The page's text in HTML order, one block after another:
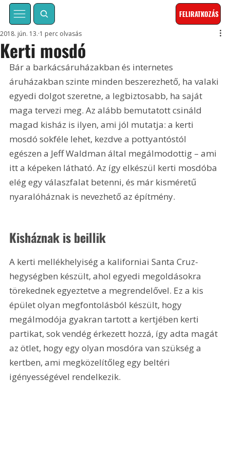
FELIRATKOZÁS
Kerti mosdó
2018. jún. 13. 1 perc olvasás
Bár a barkácsáruházakban és internetes
áruházakban szinte minden beszerezhető, ha valaki
egyedi dolgot szeretne, a legbiztosabb, ha saját
maga tervezi meg. Az alább bemutatott csináld
magad kisház is ilyen, ami jól mutatja: a kerti
mosdó sokféle lehet, kezdve a pottyantóstól
egészen a Jeff Waldman által megálmodottig – ami
itt a képeken látható. Az így elkészül kerti mosdóba
elég egy válaszfalat betenni, és már kisméretű
nyaralóháznak is nevezhető az építmény.
Kisháznak is beillik
A kerti mellékhelyiség a kaliforniai Santa Cruz-
hegységben készült, ahol egyedi megoldásokra
törekednek egyeztetve a megrendelővel. Ez a kis
épület olyan megfontolásból készült, hogy
megálmodója gyakran tartott a kertjében kerti
partikat, sok vendég érkezett hozzá, így adta magát
az ötlet, hogy egy olyan mosdóra van szükség a
kertben, ami megközelítőleg egy beltéri
igényességével rendelkezik.